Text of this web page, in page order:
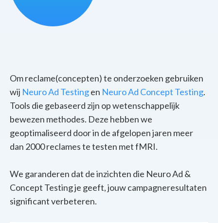
Om reclame(concepten) te onderzoeken gebruiken
wij Neuro Ad Testingen Neuro Ad Concept Testing.
Tools die gebaseerd zijn op wetenschappelijk
bewezen methodes. Deze hebben we
geoptimaliseerd door in de afgelopen jaren meer
dan 2000 reclames te testen met fMRI.
We garanderen dat de inzichten die Neuro Ad &
Concept Testing je geeft, jouw campagneresultaten
significant verbeteren.